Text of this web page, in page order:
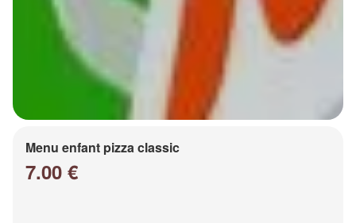
Menu enfant pizza classic
7.00 €